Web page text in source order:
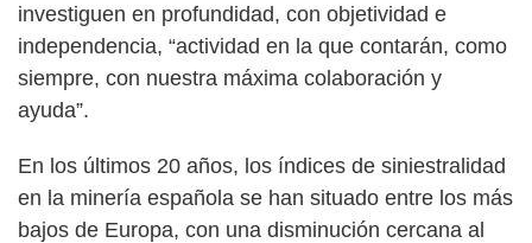
investiguen en profundidad, con objetividad e
independencia, “actividad en la que contarán, como
siempre, con nuestra máxima colaboración y
ayuda”.
En los últimos 20 años, los índices de siniestralidad
en la minería española se han situado entre los más
bajos de Europa, con una disminución cercana al